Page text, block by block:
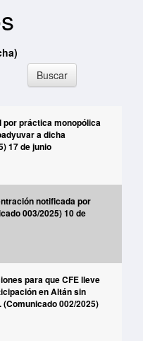
Buscar
por práctica monopólica
a dicha
17 de junio
notificada por
003/2025) 10 de
para que CFE lleve
en Altán sin
002/2025)